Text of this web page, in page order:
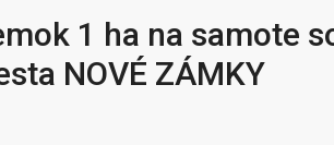
1 ha na samote
NOVÉ ZÁMKY